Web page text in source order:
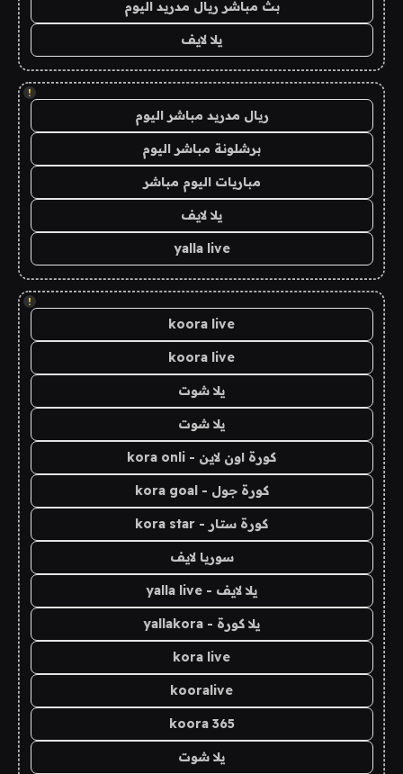
بث مباشر ريال مدريد اليوم
يلا لايف
!
ريال مدريد مباشر اليوم
برشلونة مباشر اليوم
مباريات اليوم مباشر
يلا لايف
yalla live
!
koora live
koora live
يلا شوت
يلا شوت
كورة اون لاين - kora onli
كورة جول - kora goal
كورة ستار - kora star
سوريا لايف
يلا لايف - yalla live
يلا كورة - yallakora
kora live
kooralive
koora 365
يلا شوت